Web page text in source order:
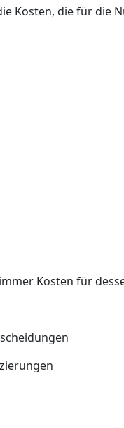
Kosten, die für die
Kosten für